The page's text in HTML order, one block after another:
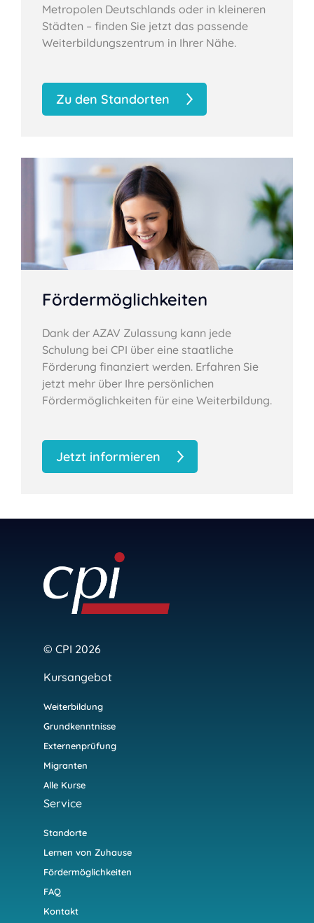
Metropolen Deutschlands oder in kleineren
Städten – finden Sie jetzt das passende
Weiterbildungszentrum in Ihrer Nähe.
Zu den Standorten
Fördermöglichkeiten
Dank der AZAV Zulassung kann jede
Schulung bei CPI über eine staatliche
Förderung finanziert werden. Erfahren Sie
jetzt mehr über Ihre persönlichen
Fördermöglichkeiten für eine Weiterbildung.
Jetzt informieren
© CPI 2026
Kursangebot
Weiterbildung
Grundkenntnisse
Externenprüfung
Migranten
Alle Kurse
Service
Standorte
Lernen von Zuhause
Fördermöglichkeiten
FAQ
Kontakt